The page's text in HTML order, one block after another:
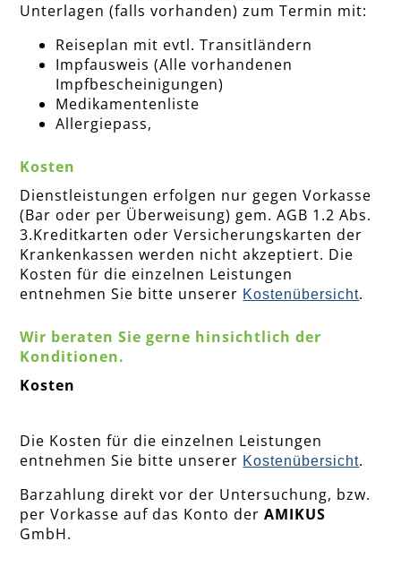
Unterlagen (falls vorhanden) zum Termin mit:
Reiseplan mit evtl. Transitländern
Impfausweis (Alle vorhandenen
Impfbescheinigungen)
Medikamentenliste
Allergiepass,
Kosten
Dienstleistungen erfolgen nur gegen Vorkasse
(Bar oder per Überweisung) gem. AGB 1.2 Abs.
3.Kreditkarten oder Versicherungskarten der
Krankenkassen werden nicht akzeptiert. Die
Kosten für die einzelnen Leistungen
entnehmen Sie bitte unserer Kostenübersicht.
Wir beraten Sie gerne hinsichtlich der
Konditionen.
Kosten
Die Kosten für die einzelnen Leistungen
entnehmen Sie bitte unserer Kostenübersicht.
Barzahlung direkt vor der Untersuchung, bzw.
per Vorkasse auf das Konto derAMIKUS
GmbH.